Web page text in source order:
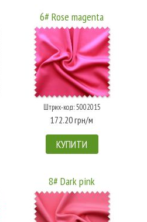
6# Rose magenta
Штрих-код: 5002015
172.20 грн/м
КУПИТИ
8# Dark pink